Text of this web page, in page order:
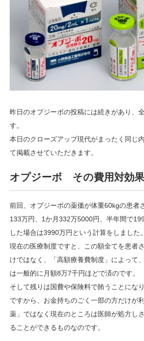
昨日のオプジーボの投稿には続きがあり、
す。
本日のクローズアップ現代がまったく同じ
て掲載させていただきます。
オプジーボ その費用対効果
前回、オプジーボの薬価が体重60kgの患者
133万円、1か月332万5000円、半年間で
した場合は3990万円という計算をしました。
現在の医療制度ですと、この額全てを患者
けではなく、「高額療養費制度」によって
は一般的に月額8万7千円ほどで済のです。
そして残りは国費や保険料で賄うことになり
ですから、お金持ちのごく一部の方だけが
薬」ではなく現在のところは医師が処方し
ることができるものなのです。